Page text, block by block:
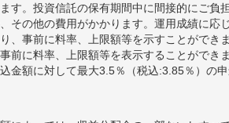
す。投資信託の保有期間中に間接的にご
その他の費用がかかります。運用成績に
、事前に料率、上限額等を示すことがで
前に料率、上限額等を表示することがで
金額に対して最大3.5％（税込:3.85％）の